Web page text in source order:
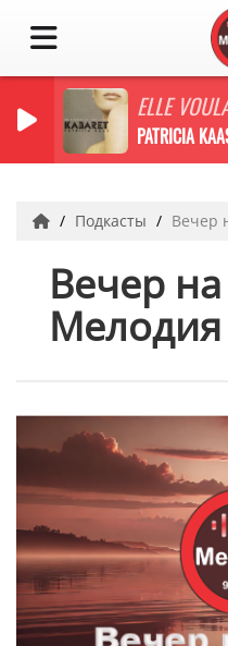
ELLE
PATRICIA
Подкасты Вечер
Вечер
Мелодия